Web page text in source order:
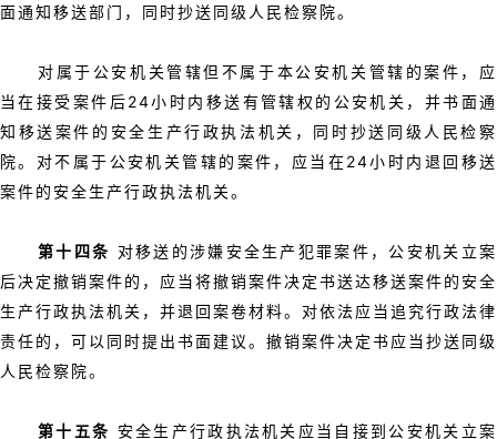
面通知移送部门，同时抄送同级人民检察院。
对属于公安机关管辖但不属于本公安机关管辖的案件，应
当在接受案件后24小时内移送有管辖权的公安机关，并书面通
知移送案件的安全生产行政执法机关，同时抄送同级人民检察
院。对不属于公安机关管辖的案件，应当在24小时内退回移送
案件的安全生产行政执法机关。
第十四条 对移送的涉嫌安全生产犯罪案件，公安机关立案
后决定撤销案件的，应当将撤销案件决定书送达移送案件的安全
生产行政执法机关，并退回案卷材料。对依法应当追究行政法律
责任的，可以同时提出书面建议。撤销案件决定书应当抄送同级
人民检察院。
第十五条 安全生产行政执法机关应当自接到公安机关立案